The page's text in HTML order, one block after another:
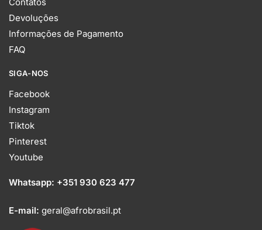
Devoluções
Informações de Pagamento
FAQ
SIGA-NOS
Facebook
Instagram
Tiktok
Pinterest
Youtube
Whatsapp: +351 930 623 477
E-mail: geral@afrobrasil.pt